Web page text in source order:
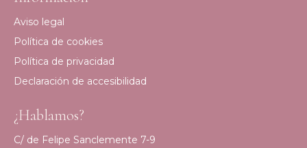
Aviso legal
Política de cookies
Política de privacidad
Declaración de accesibilidad
¿Hablamos?
C/ de Felipe Sanclemente 7-9